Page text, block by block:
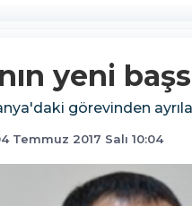
yeni
görevinden
Temmuz 2017 Salı 10:04